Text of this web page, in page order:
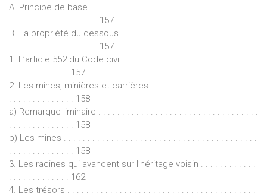
A. Principe de base . . . . . . . . . . . . . . . . . . . . . . . . . . . . . . . . . . .
. . . . . . . . . . . . . . . . . . . 157
B. La propriété du dessous . . . . . . . . . . . . . . . . . . . . . . . . . . . . .
. . . . . . . . . . . . . . . . . . . 157
1. L’article 552 du Code civil . . . . . . . . . . . . . . . . . . . . . . . . . . . .
. . . . . . . . . . . . . 157
2. Les mines, minières et carrières . . . . . . . . . . . . . . . . . . . . . . .
. . . . . . . . . . . . . . 158
a) Remarque liminaire . . . . . . . . . . . . . . . . . . . . . . . . . . . . . . . . . .
. . . . . . . . . . . . . . 158
b) Les mines . . . . . . . . . . . . . . . . . . . . . . . . . . . . . . . . . . . . . . . . .
. . . . . . . . . . . . . . 158
3. Les racines qui avancent sur l’héritage voisin . . . . . . . . . . . .
. . . . . . . . . . . . . 162
4. Les trésors . . . . . . . . . . . . . . . . . . . . . . . . . . . . . . . . . . . . . . . .